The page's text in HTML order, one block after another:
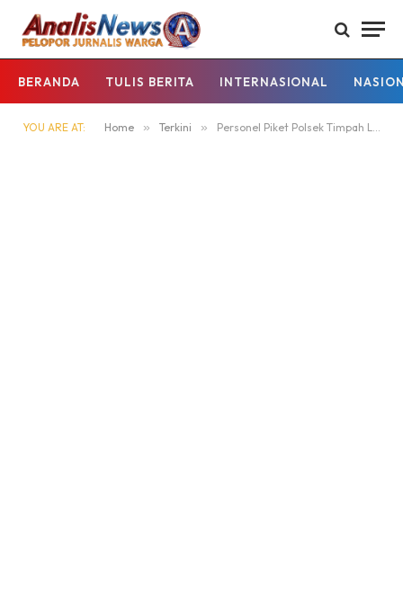
BERANDA TULIS BERITA INTERNASIONAL
YOU ARE AT: Home » Terkini » Personel Piket Polsek Timpah Laksanakan Patroli Malam Hari